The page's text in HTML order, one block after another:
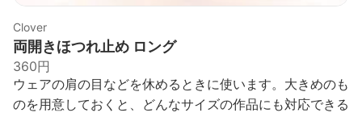
Clover
両開きほつれ止め ロング
360円
ウェアの肩の目などを休めるときに使います。大きめのも
のを用意しておくと、どんなサイズの作品にも対応できる